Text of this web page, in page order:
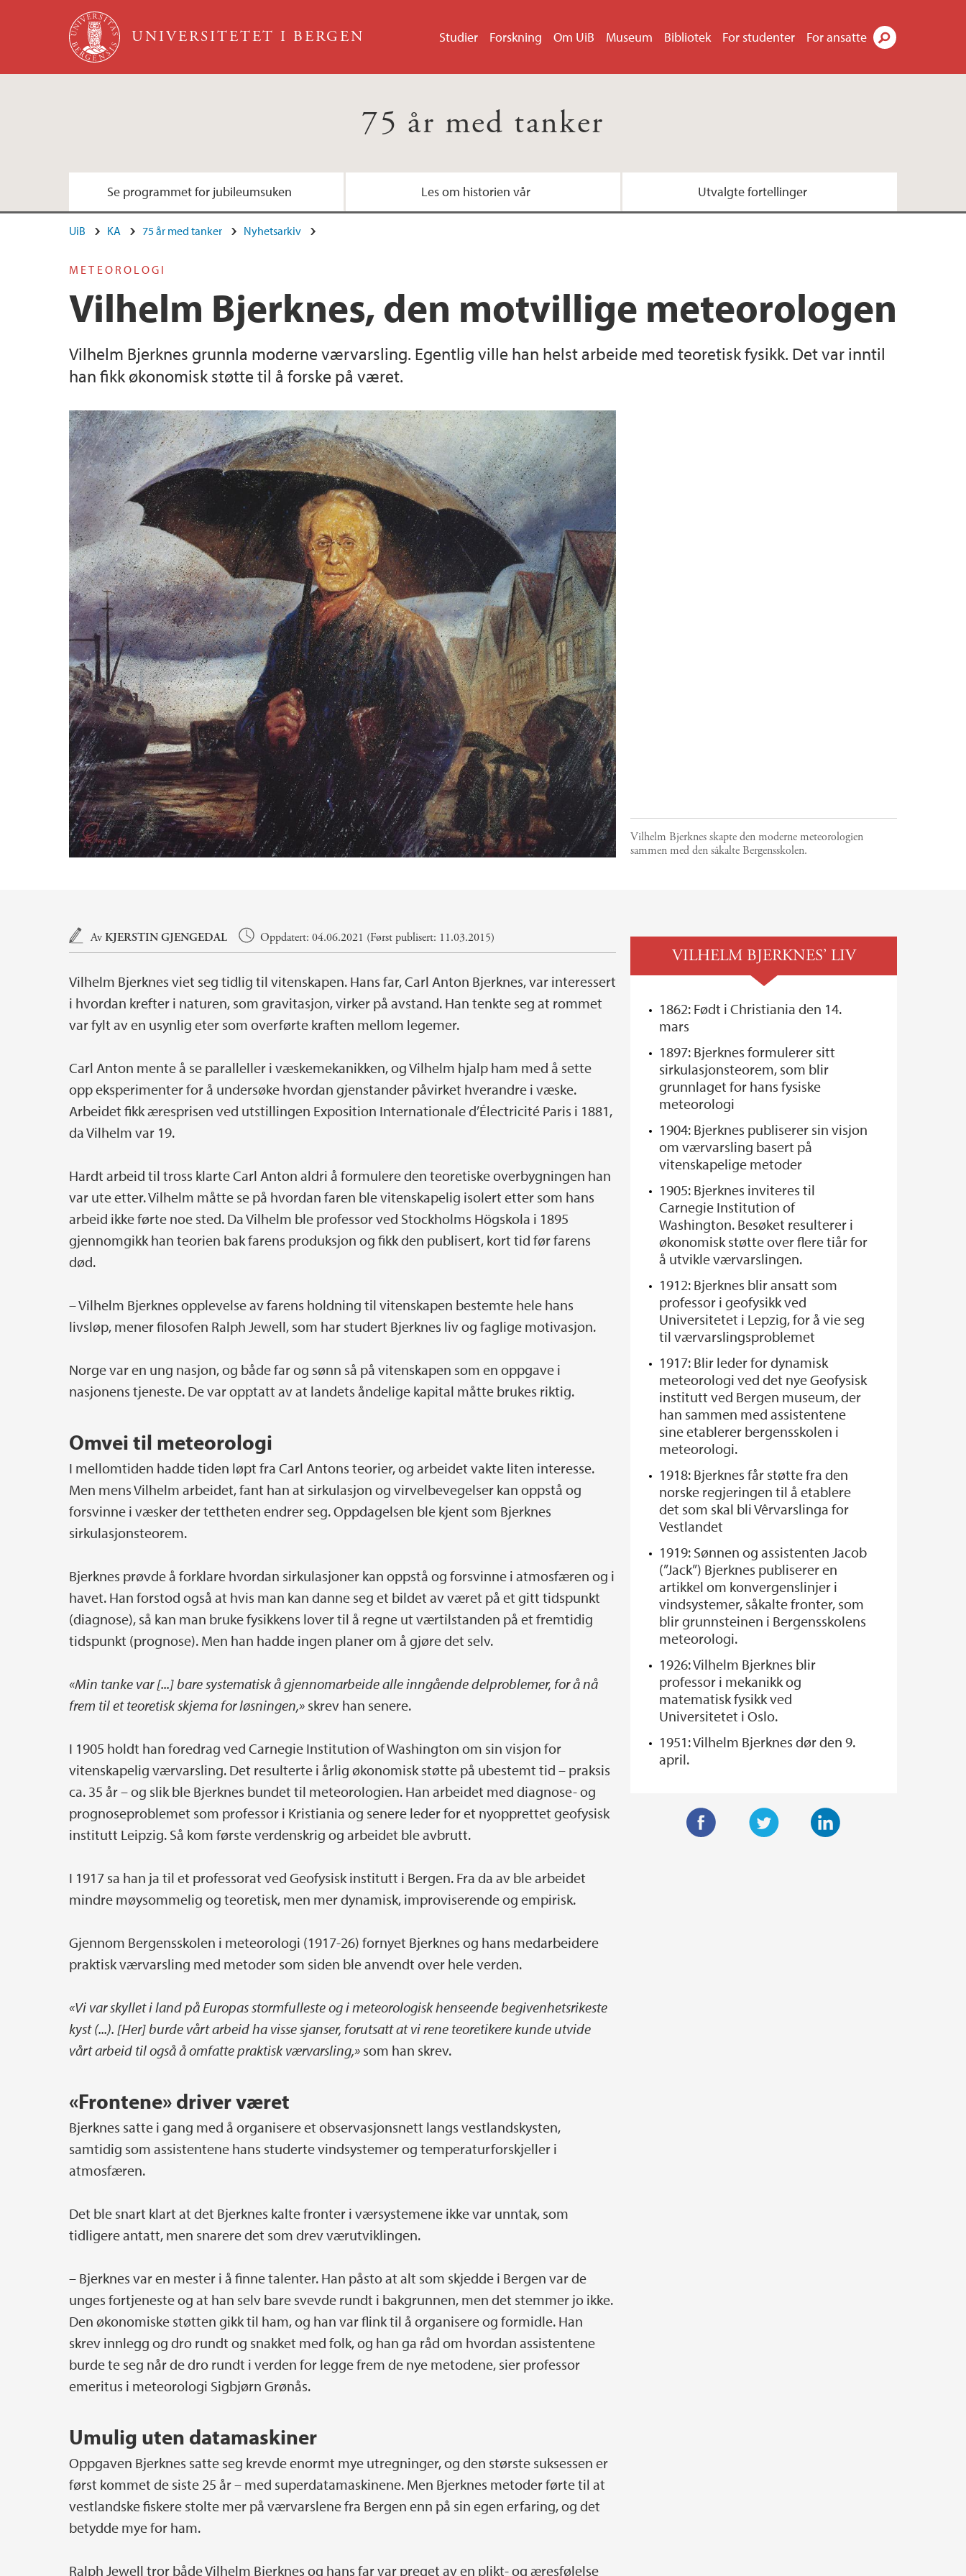
Hopp til hovedinnhold
UNIVERSITETET I BERGEN Studier Forskning Om UiB Museum Bibliotek For studenter For ansatte
75 år med tanker
Se programmet for jubileumsuken Les om historien vår Utvalgte fortellinger
UiB KA 75 år med tanker Nyhetsarkiv
METEOROLOGI
Vilhelm Bjerknes, den motvillige meteorologen
Vilhelm Bjerknes grunnla moderne værvarsling. Egentlig ville han helst arbeide med teoretisk fysikk. Det var inntil
han fikk økonomisk støtte til å forske på været.
Vilhelm Bjerknes skapte den moderne meteorologien
sammen med den såkalte Bergensskolen.
Hovedinnhold
AvKJERSTIN GJENGEDAL Oppdatert: 04.06.2021 (Først publisert: 11.03.2015)
Vilhelm Bjerknes viet seg tidlig til vitenskapen. Hans far, Carl Anton Bjerknes, var interessert
i hvordan krefter i naturen, som gravitasjon, virker på avstand. Han tenkte seg at rommet
var fylt av en usynlig eter som overførte kraften mellom legemer.
Carl Anton mente å se paralleller i væskemekanikken, og Vilhelm hjalp ham med å sette
opp eksperimenter for å undersøke hvordan gjenstander påvirket hverandre i væske.
Arbeidet fikk æresprisen ved utstillingen Exposition Internationale d’Électricité Paris i 1881,
da Vilhelm var 19.
Hardt arbeid til tross klarte Carl Anton aldri å formulere den teoretiske overbygningen han
var ute etter. Vilhelm måtte se på hvordan faren ble vitenskapelig isolert etter som hans
arbeid ikke førte noe sted. Da Vilhelm ble professor ved Stockholms Högskola i 1895
gjennomgikk han teorien bak farens produksjon og fikk den publisert, kort tid før farens
død.
– Vilhelm Bjerknes opplevelse av farens holdning til vitenskapen bestemte hele hans
livsløp, mener filosofen Ralph Jewell, som har studert Bjerknes liv og faglige motivasjon.
Norge var en ung nasjon, og både far og sønn så på vitenskapen som en oppgave i
nasjonens tjeneste. De var opptatt av at landets åndelige kapital måtte brukes riktig.
Omvei til meteorologi
I mellomtiden hadde tiden løpt fra Carl Antons teorier, og arbeidet vakte liten interesse.
Men mens Vilhelm arbeidet, fant han at sirkulasjon og virvelbevegelser kan oppstå og
forsvinne i væsker der tettheten endrer seg. Oppdagelsen ble kjent som Bjerknes
sirkulasjonsteorem.
Bjerknes prøvde å forklare hvordan sirkulasjoner kan oppstå og forsvinne i atmosfæren og i
havet. Han forstod også at hvis man kan danne seg et bildet av været på et gitt tidspunkt
(diagnose), så kan man bruke fysikkens lover til å regne ut værtilstanden på et fremtidig
tidspunkt (prognose). Men han hadde ingen planer om å gjøre det selv.
«Min tanke var [...] bare systematisk å gjennomarbeide alle inngående delproblemer, for å nå
frem til et teoretisk skjema for løsningen,» skrev han senere.
I 1905 holdt han foredrag ved Carnegie Institution of Washington om sin visjon for
vitenskapelig værvarsling. Det resulterte i årlig økonomisk støtte på ubestemt tid – praksis
ca. 35 år – og slik ble Bjerknes bundet til meteorologien. Han arbeidet med diagnose- og
prognoseproblemet som professor i Kristiania og senere leder for et nyopprettet geofysisk
institutt Leipzig. Så kom første verdenskrig og arbeidet ble avbrutt.
I 1917 sa han ja til et professorat ved Geofysisk institutt i Bergen. Fra da av ble arbeidet
mindre møysommelig og teoretisk, men mer dynamisk, improviserende og empirisk.
Gjennom Bergensskolen i meteorologi (1917-26) fornyet Bjerknes og hans medarbeidere
praktisk værvarsling med metoder som siden ble anvendt over hele verden.
«Vi var skyllet i land på Europas stormfulleste og i meteorologisk henseende begivenhetsrikeste
kyst (...). [Her] burde vårt arbeid ha visse sjanser, forutsatt at vi rene teoretikere kunde utvide
vårt arbeid til også å omfatte praktisk værvarsling,» som han skrev.
«Frontene» driver været
Bjerknes satte i gang med å organisere et observasjonsnett langs vestlandskysten,
samtidig som assistentene hans studerte vindsystemer og temperaturforskjeller i
atmosfæren.
Det ble snart klart at det Bjerknes kalte fronter i værsystemene ikke var unntak, som
tidligere antatt, men snarere det som drev værutviklingen.
– Bjerknes var en mester i å finne talenter. Han påsto at alt som skjedde i Bergen var de
unges fortjeneste og at han selv bare svevde rundt i bakgrunnen, men det stemmer jo ikke.
Den økonomiske støtten gikk til ham, og han var flink til å organisere og formidle. Han
skrev innlegg og dro rundt og snakket med folk, og han ga råd om hvordan assistentene
burde te seg når de dro rundt i verden for legge frem de nye metodene, sier professor
emeritus i meteorologi Sigbjørn Grønås.
Umulig uten datamaskiner
Oppgaven Bjerknes satte seg krevde enormt mye utregninger, og den største suksessen er
først kommet de siste 25 år – med superdatamaskinene. Men Bjerknes metoder førte til at
vestlandske fiskere stolte mer på værvarslene fra Bergen enn på sin egen erfaring, og det
betydde mye for ham.
Ralph Jewell tror både Vilhelm Bjerknes og hans far var preget av en plikt- og æresfølelse
VILHELM BJERKNES’ LIV
1862: Født i Christiania den 14.
mars
1897: Bjerknes formulerer sitt
sirkulasjonsteorem, som blir
grunnlaget for hans fysiske
meteorologi
1904: Bjerknes publiserer sin visjon
om værvarsling basert på
vitenskapelige metoder
1905: Bjerknes inviteres til
Carnegie Institution of
Washington. Besøket resulterer i
økonomisk støtte over flere tiår for
å utvikle værvarslingen.
1912: Bjerknes blir ansatt som
professor i geofysikk ved
Universitetet i Lepzig, for å vie seg
til værvarslingsproblemet
1917: Blir leder for dynamisk
meteorologi ved det nye Geofysisk
institutt ved Bergen museum, der
han sammen med assistentene
sine etablerer bergensskolen i
meteorologi.
1918: Bjerknes får støtte fra den
norske regjeringen til å etablere
det som skal bli Vêrvarslinga for
Vestlandet
1919: Sønnen og assistenten Jacob
(”Jack”) Bjerknes publiserer en
artikkel om konvergenslinjer i
vindsystemer, såkalte fronter, som
blir grunnsteinen i Bergensskolens
meteorologi.
1926: Vilhelm Bjerknes blir
professor i mekanikk og
matematisk fysikk ved
Universitetet i Oslo.
1951: Vilhelm Bjerknes dør den 9.
april.